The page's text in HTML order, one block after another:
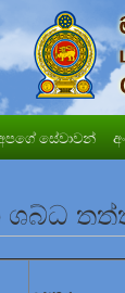
සේවාවන්
ශබ්ධ